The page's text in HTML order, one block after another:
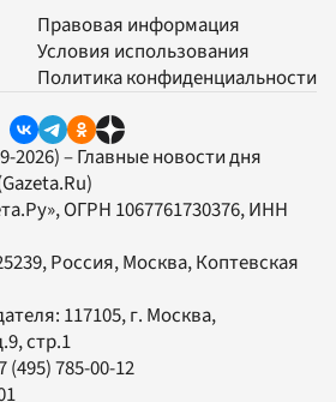
Правовая информация
Условия использования
Политика конфиденциальности
2026) – Главные новости дня
, ОГРН 1067761730376, ИНН
Россия, Москва, Коптевская
117105, г. Москва,
стр.1
(495) 785-00-12